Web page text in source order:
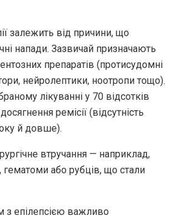
залежить від причини, що
напади. Зазвичай призначають
препаратів (протисудомні
нейролептики, ноотропи тощо).
лікуванні у 70 відсотків
ремісії (відсутність
й довше).
втручання — наприклад,
або рубців, що стали
з епілепсією важливо